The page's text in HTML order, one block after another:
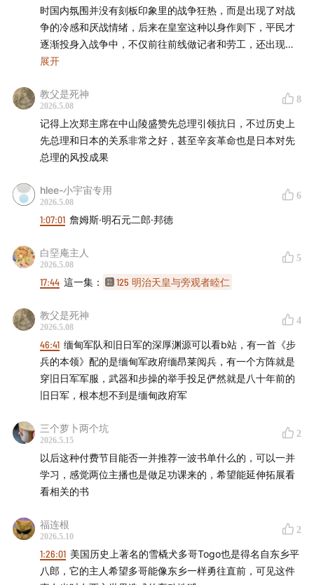
民间右翼组织，是如何与军部配合展开远东情报运作的？
明石元二郎真的见过并资助了列宁吗？日俄战争胜利后，
日本的情报工作为何反而走向衰退？敬请收听本期嘉宾沙
青青带来的精彩分享！
《谍海轶闻｜日本谍报物语》讲述从幕末、明治时代至今
的日本情报史。本系列共6集，单集售价9.9元。我们强烈
推荐你以49元（原价59.4元）的优惠价，在小宇宙或微信
小鹅通直接打包购买整季。若你在小宇宙已购买过本系列
无需重复付费。
苏联情报史话》《
谍海
轶闻｜中统局往事
- 本期话题成员 -
程衍樑（微博@GrenadierGuard2）
沙青青（微信公众号：13号埋立地）
02:08 正片开始
《马关条约》与「黄祸论」兴起：三国干涉还辽始
17:40 明治天皇VS昭和天皇：谁的实权更大？
加速日本对俄备战的《中俄密约》与西伯利亚铁路
时国内氛围并没有刻板印象里的战争狂热，而是出现了对战
争的冷感和厌战情绪，后来在皇室这种以身作则下，平民才
逐渐投身入战争中，不仅前往前线做记者和劳工，还出现给
前线寄慰问件和劳军的活动，战后军队才成为全社会追捧的
和甲午战争前明治天皇说“这是你们的战争，不是我要的”异
曲同工的，他在日俄战争向俄国宣战前一刻，对皇后说了一
句很有意思的话，“如果战败了，那就太抱歉了。”
我还看过日本日俄战争后很有代表性的一张宣传画，是英国
特使1906年向明治天皇授予嘉德勋位，画面中日本皇宫还是
穿西式礼服戴绶带的宫廷女性，而明治天皇身着戎装，足蹬
马靴，站在宝座前，而英国特使就单膝跪在他面前，为明治
天皇系上嘉德勋章，在日本看来，这就是世界头号大国大英
帝国认证日本正式成为文明开化的列强之一
展开
教父是死神
2026.5.08
8
记得上次郑主席在中山陵盛赞先总理引领抗日，不过历史上
先总理和日本的关系非常之好，甚至辛亥革命也是日本对先
总理的风投成果
hlee-小宇宙专用
2026.5.08
6
1:07:01 詹姆斯·明石元二郎·邦德
白堊庵主人
2026.5.08
5
17:44 這一集： 125 明治天皇与旁观者睦仁
教父是死神
2026.5.08
4
46:41 缅甸军队和旧日军的深厚渊源可以看b站，有一首《步
兵的本领》配的是缅甸军政府缅昂莱阅兵，有一个方阵就是
穿旧日军军服，武器和步操的举手投足俨然就是八十年前的
旧日军，根本想不到是缅甸政府军
三个萝卜两个坑
2026.5.15
2
以后这种付费节目能否一并推荐一波书单什么的，可以一并
学习，感觉两位主播也是做足功课来的，希望能延伸拓展看
看相关的书
福连根
2026.5.10
2
1:26:01 美国历史上著名的雪橇犬多哥Togo也是得名自东乡平
八郎，它的主人希望多哥能像东乡一样勇往直前，可见这件